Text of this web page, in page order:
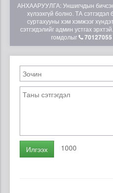
АНХААРУУЛГА: Уншигчдын бичсэн
хүлээхгүй болно. ТА
суртахууны хэм хэмжээг
сэтгэгдэлийг админ устгах
гомдолыг
70127055
Илгээх 1000